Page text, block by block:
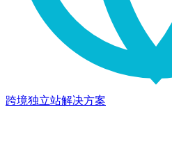
跨境独立站解决方案